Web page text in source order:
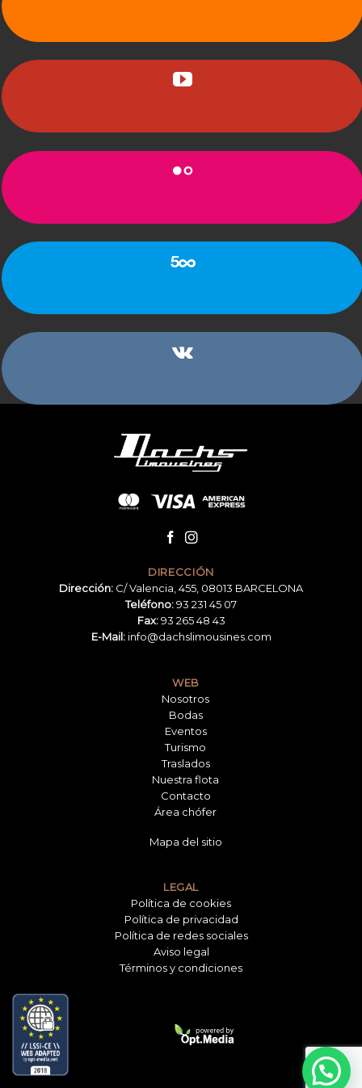
DIRECCIÓN
Dirección: C/ Valencia, 455, 08013 BARCELONA
Teléfono:93 231 45 07
Fax:93 265 48 43
E-Mail: info@dachslimousines.com
WEB
Nosotros
Bodas
Eventos
Turismo
Traslados
Nuestra flota
Contacto
Área chófer
Mapa del sitio
LEGAL
Política de cookies
Política de privacidad
Política de redes sociales
Aviso legal
Términos y condiciones